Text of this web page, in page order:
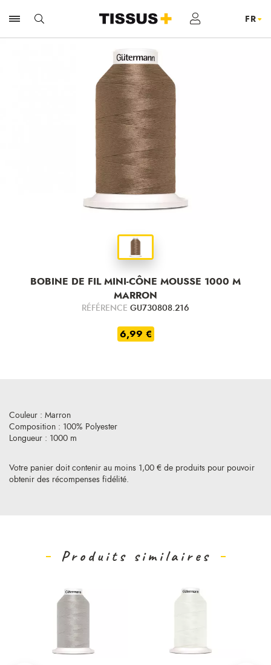
BOBINE DE FIL MINI-CÔNE MOUSSE 1000 M
MARRON
RÉFÉRENCE GU730808.216
6,99 €
Votre panier doit contenir au moins 1,00 € de produits pour pouvoir
obtenir des récompenses fidélité.
Couleur : Marron
Composition : 100% Polyester
Longueur : 1000 m
Produits similaires